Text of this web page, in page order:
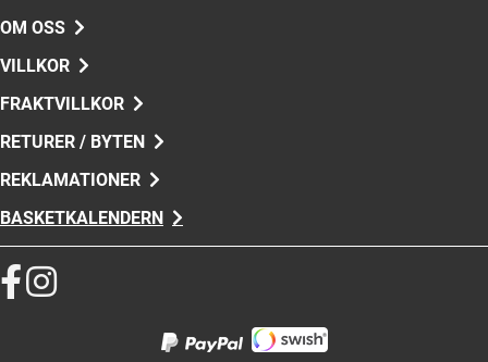
OM OSS
VILLKOR
FRAKTVILLKOR
RETURER / BYTEN
REKLAMATIONER
BASKETKALENDERN